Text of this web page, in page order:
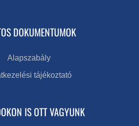
DOKUMENTUMOK
Alapszabály
tájékoztató
IS OTT VAGYUNK